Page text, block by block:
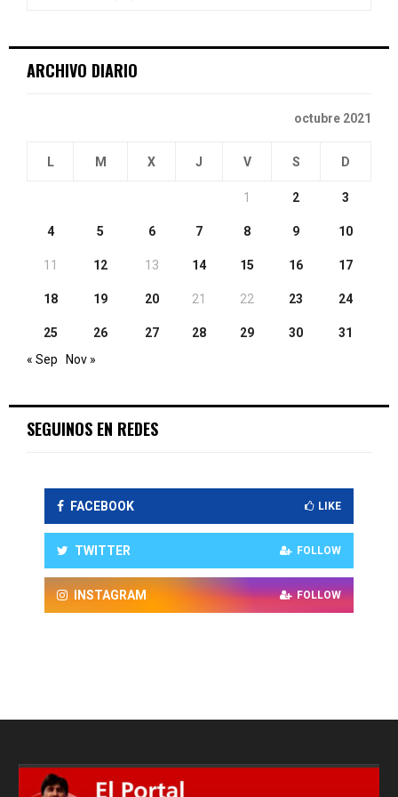
ARCHIVO DIARIO
octubre 2021
L M X J V S D
1 2 3
4 5 6 7 8 9 10
11 12 13 14 15 16 17
18 19 20 21 22 23 24
25 26 27 28 29 30
31
« Sep
Nov »
SEGUINOS EN REDES
FACEBOOK LIKE
TWITTER FOLLOW
INSTAGRAM FOLLOW